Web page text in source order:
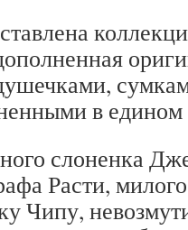
в едином
слоненка
Расти,
Чипу,